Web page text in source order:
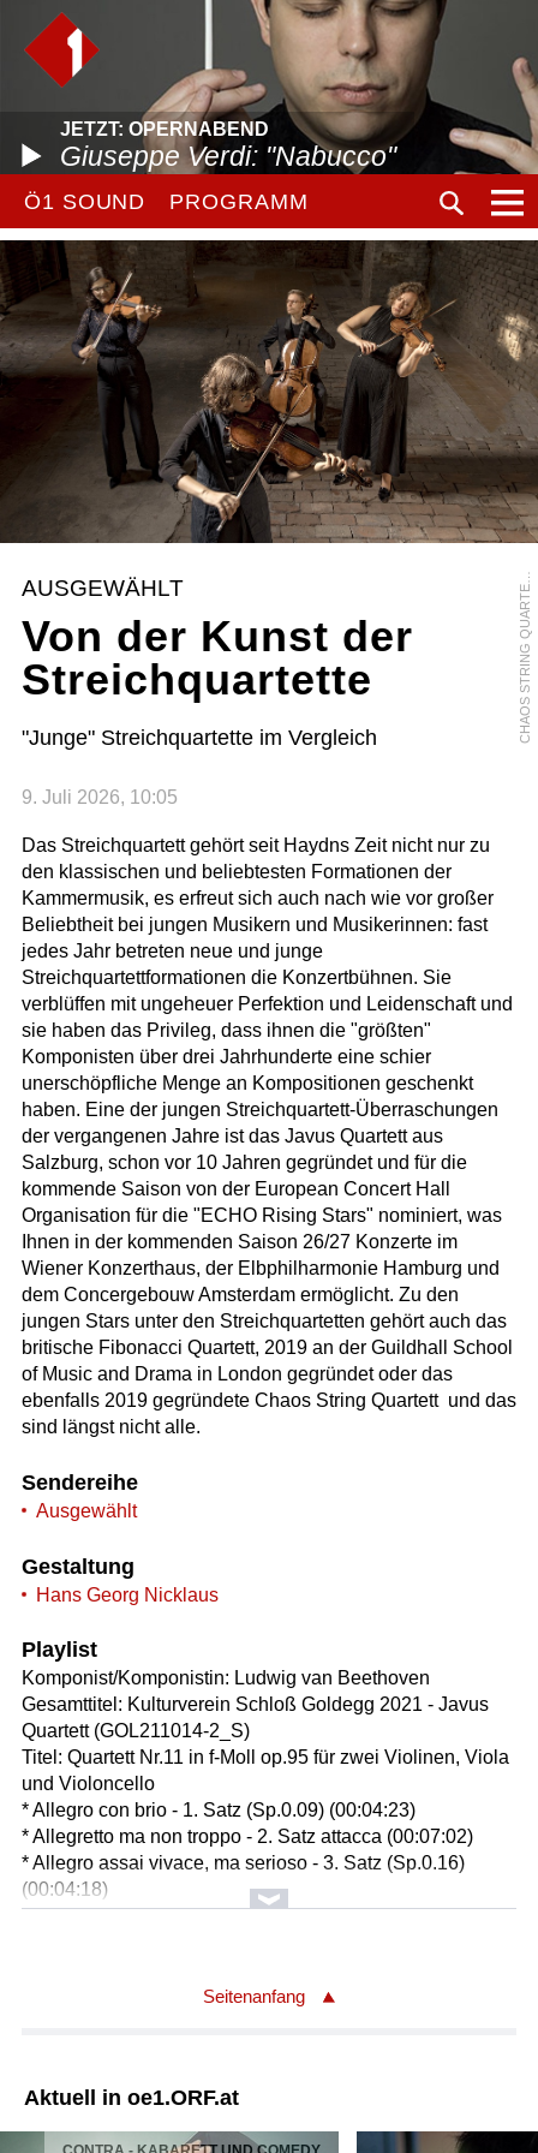
JETZT: OPERNABEND
Giuseppe Verdi: "Nabucco"
Ö1 SOUND PROGRAMM
C
H
A
O
S
S
T
R
I
N
G
Q
U
A
R
T
E
T
T
-
D
A
V
I
D
E
B
E
R
T
U
C
C
I
O
AUSGEWÄHLT
Von der Kunst der
Streichquartette
"Junge" Streichquartette im Vergleich
9. Juli 2026, 10:05
Das Streichquartett gehört seit Haydns Zeit nicht nur zu
den klassischen und beliebtesten Formationen der
Kammermusik, es erfreut sich auch nach wie vor großer
Beliebtheit bei jungen Musikern und Musikerinnen: fast
jedes Jahr betreten neue und junge
Streichquartettformationen die Konzertbühnen. Sie
verblüffen mit ungeheuer Perfektion und Leidenschaft und
sie haben das Privileg, dass ihnen die "größten"
Komponisten über drei Jahrhunderte eine schier
unerschöpfliche Menge an Kompositionen geschenkt
haben. Eine der jungen Streichquartett-Überraschungen
der vergangenen Jahre ist das Javus Quartett aus
Salzburg, schon vor 10 Jahren gegründet und für die
kommende Saison von der European Concert Hall
Organisation für die "ECHO Rising Stars" nominiert, was
Ihnen in der kommenden Saison 26/27 Konzerte im
Wiener Konzerthaus, der Elbphilharmonie Hamburg und
dem Concergebouw Amsterdam ermöglicht. Zu den
jungen Stars unter den Streichquartetten gehört auch das
britische Fibonacci Quartett, 2019 an der Guildhall School
of Music and Drama in London gegründet oder das
ebenfalls 2019 gegründete Chaos String Quartett  und das
sind längst nicht alle.
Sendereihe
Ausgewählt
Gestaltung
Hans Georg Nicklaus
Playlist
Komponist/Komponistin: Ludwig van Beethoven
Gesamttitel: Kulturverein Schloß Goldegg 2021 - Javus
Quartett (GOL211014-2_S)
Titel: Quartett Nr.11 in f-Moll op.95 für zwei Violinen, Viola
und Violoncello
* Allegro con brio - 1. Satz (Sp.0.09) (00:04:23)
* Allegretto ma non troppo - 2. Satz attacca (00:07:02)
* Allegro assai vivace, ma serioso - 3. Satz (Sp.0.16)
(00:04:18)
* Larghetto espressivo. Allegretto agitato. Allegro - 4. Satz
Ausführender/Ausführende: Marie-Theres Schwöllinger /1.
Ausführender/Ausführende: Oscar Hagen /Violoncello
Länge: 21:52 min
Seitenanfang
Aktuell in oe1.ORF.at